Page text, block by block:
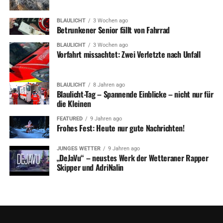
Symbolfoto / Archiv
ADVERTISEMENT
RELATED TOPICS: CORONA NEWS
UP NEXT
Corona: Verschärfte Regeln für den Einzelhandel ab
Montag
DON'T MISS
BLAULICHT 3 Wochen ago
Betrunkener Senior fällt von Fahrrad
BLAULICHT 3 Wochen ago
Vorfahrt missachtet: Zwei Verletzte nach Unfall
BLAULICHT 8 Jahren ago
Blaulicht-Tag – Spannende Einblicke – nicht nur für
die Kleinen
FEATURED 9 Jahren ago
Frohes Fest: Heute nur gute Nachrichten!
JUNGES WETTER 9 Jahren ago
„DeJaVu“ – neustes Werk der Wetteraner Rapper
Skipper und AdriNalin